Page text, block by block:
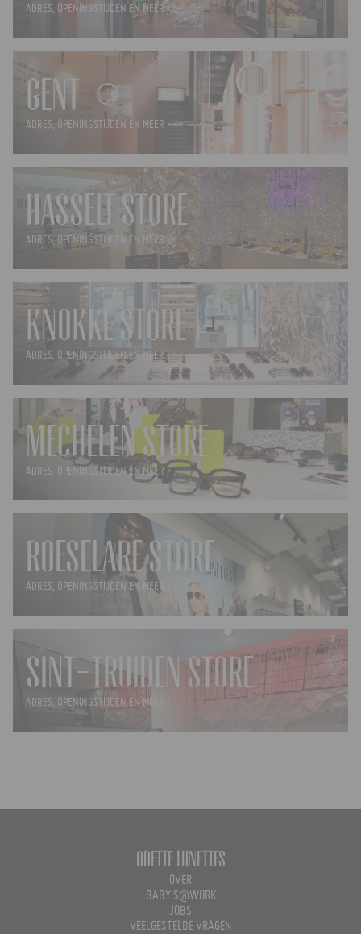
ADRES, OPENINGSTIJDEN EN MEER ›
GENT
ADRES, OPENINGSTIJDEN EN MEER ›
HASSELT STORE
ADRES, OPENINGSTIJDEN EN MEER ›
KNOKKE STORE
ADRES, OPENINGSTIJDEN EN MEER ›
MECHELEN STORE
ADRES, OPENINGSTIJDEN EN MEER ›
ROESELARE STORE
ADRES, OPENINGSTIJDEN EN MEER ›
SINT-TRUIDEN STORE
ADRES, OPENINGSTIJDEN EN MEER ›
Odette Lunettes
OVER
BABY'S@WORK
JOBS
VEELGESTELDE VRAGEN